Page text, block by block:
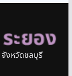
งหวัดชลบุรี